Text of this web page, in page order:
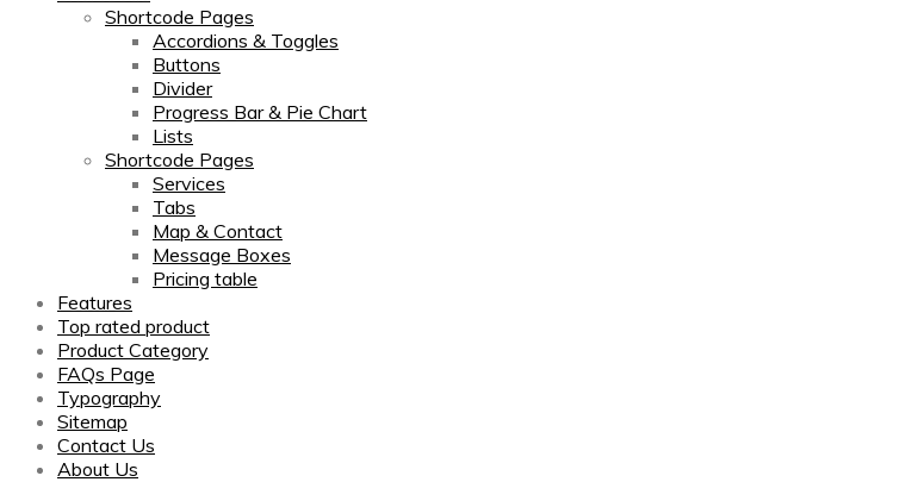
Shortcode Pages
Accordions & Toggles
Buttons
Divider
Progress Bar & Pie Chart
Lists
Shortcode Pages
Services
Tabs
Map & Contact
Message Boxes
Pricing table
Features
Top rated product
Product Category
FAQs Page
Typography
Sitemap
Contact Us
About Us